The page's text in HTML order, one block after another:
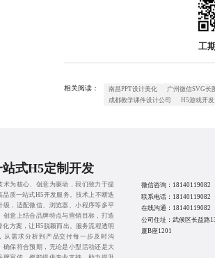
工
相关阅读： 南昌PPT设计美化
广州微信SVG长
成都教学课件设计公司
H5游戏开发
站式H5定制开发
术为核心、创意为驱动，我们致力于提
品质一站式H5开发服务。技术上不断迭
级，适配微信、浏览器、小程序等多平
创意上结合品牌特点与营销目标，打造
化方案，让H5脱颖而出。服务流程透明
从需求分析到产品交付每一步及时沟
确保符合预期，无论是小型活动还是大
微信咨询： 18140119082
联系电话： 18140119082
在线沟通： 18140119082
公司住址：武侯区长益路
厦B座1201